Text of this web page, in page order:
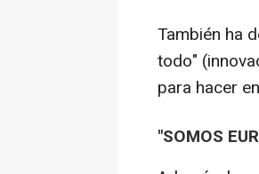
También ha
todo"
para hacer
"SOMOS